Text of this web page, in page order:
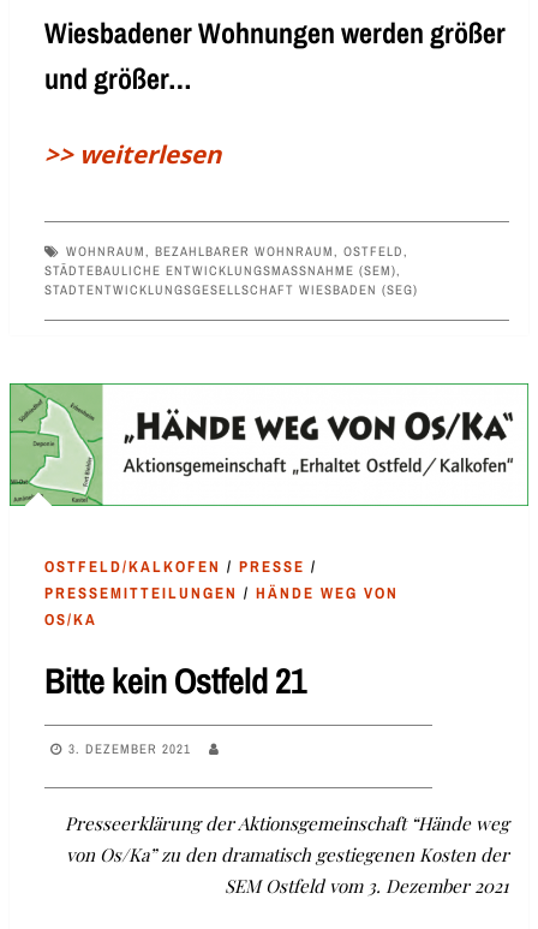
Wiesbadener Wohnungen werden größer
und größer…
>> weiterlesen
WOHNRAUM, BEZAHLBARER WOHNRAUM, OSTFELD,
STÄDTEBAULICHE ENTWICKLUNGSMASSNAHME (SEM) ,
STADTENTWICKLUNGSGESELLSCHAFT WIESBADEN (SEG)
OSTFELD/KALKOFEN / PRESSE /
PRESSEMITTEILUNGEN / HÄNDE WEG VON
OS/KA
Bitte kein Ostfeld 21
3. DEZEMBER 2021
Presseerklärung der Aktionsgemeinschaft “Hände weg
von Os/Ka” zu den dramatisch gestiegenen Kosten der
SEM Ostfeld vom 3. Dezember 2021